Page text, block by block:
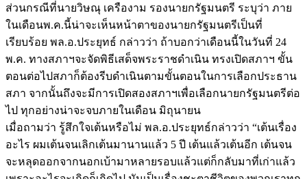
ส่วนกรณีที่นายวิษณุ เครืองาม รองนายกรัฐมนตรี ระบุว่า ภาย
ในเดือนพ.ค.นี้น่าจะเห็นหน้าตาของนายกรัฐมนตรีเป็นที่
เรียบร้อย พล.อ.ประยุทธ์ กล่าวว่า ถ้าบอกว่าเดือนนี้ในวันที่ 24
พ.ค. ทางสภาฯจะจัดพิธีเสด็จพระราชดำเนิน ทรงเปิดสภาฯ ขั้น
ตอนต่อไปสภาก็ต้องรีบดำเนินตามขั้นตอนในการเลือกประธาน
สภา จากนั้นถึงจะมีการเปิดสองสภาฯเพื่อเลือกนายกรัฐมนตรีต่อ
ไป ทุกอย่างน่าจะจบภายในเดือน มิถุนายน
เมื่อถามว่า รู้สึกใจเต้นหรือไม่ พล.อ.ประยุทธ์กล่าวว่า “เต้นเรื่อง
อะไร ผมเต้นจนเลิกเต้นมานานแล้ว 5 ปี เต้นแล้วเต้นอีก เต้นจน
จะหลุดออกจากนอกเบ้ามาหลายรอบแล้วแต่ก็กลับมาที่เก่าแล้ว